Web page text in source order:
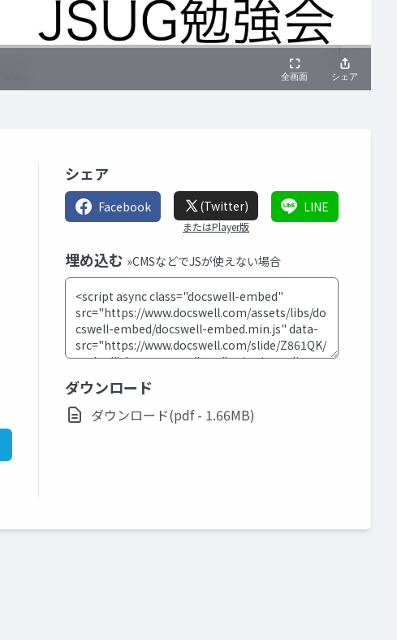
シェア
Facebook (Twitter)
またはPlayer版
LINE
埋め込む »CMSなどでJSが使えない場合
ダウンロード
ダウンロード(pdf - 1.66MB)